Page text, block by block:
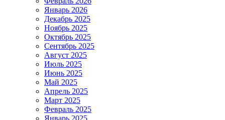
Январь 2026
Декабрь 2025
Ноябрь 2025
Октябрь 2025
Сентябрь 2025
Август 2025
Июль 2025
Июнь 2025
Май 2025
Апрель 2025
Март 2025
Февраль 2025
Январь 2025